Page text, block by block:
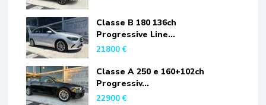
Classe B 180 136ch
Progressive Line...
21800 €
Classe A 250 e 160+102ch
Progressiv...
22900 €